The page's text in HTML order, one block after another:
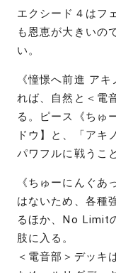
エクシード４はフ
も恩恵が大きいの
い。
《憧憬へ前進 ア
れば、自然と＜電
る。ピース《ちゅ
ドウ】と、「アキ
パワフルに戦うこ
《ちゅーにんぐあ
はないため、各種
るほか、No Limit
肢に入る。
＜電音部＞デッキ